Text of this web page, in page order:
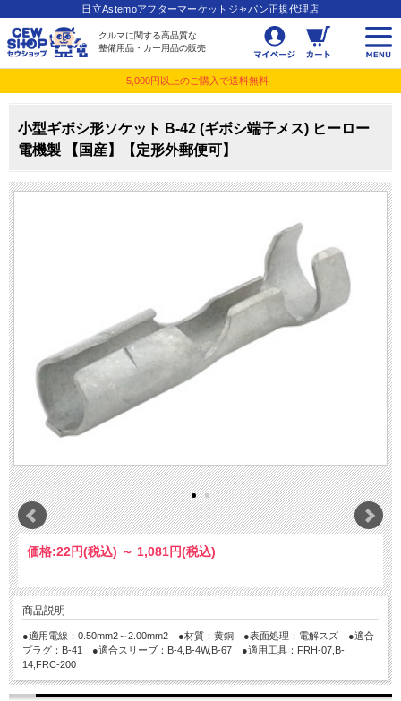
日立Astemoアフターマーケットジャパン正規代理店
クルマに関する高品質な
整備用品・カー用品の販売
5,000円以上のご購入で送料無料
小型ギボシ形ソケット B-42 (ギボシ端子メス) ヒーロー
電機製 【国産】【定形外郵便可】
価格:22円(税込) ～ 1,081円(税込)
商品説明
●適用電線：0.50mm2～2.00mm2 ●材質：黄銅 ●表面処理：電解スズ ●適合
プラグ：B-41 ●適合スリーブ：B-4,B-4W,B-67 ●適用工具：FRH-07,B-
14,FRC-200